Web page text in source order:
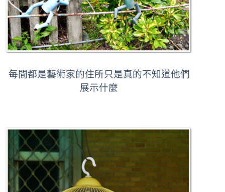
每間都是藝術家的住所只是真的不知道他們
展示什麼